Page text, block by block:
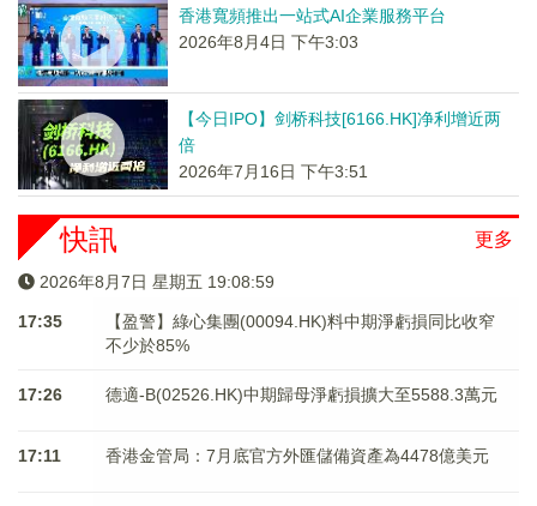
香港寬頻推出一站式AI企業服務平台
2026年8月4日 下午3:03
【今日IPO】剑桥科技[6166.HK]净利增近两
倍
2026年7月16日 下午3:51
更多
快訊
2026年8月7日 星期五 19:08:59
17:35
【盈警】綠心集團(00094.HK)料中期淨虧損同比收窄
不少於85%
17:26 德適-B(02526.HK)中期歸母淨虧損擴大至5588.3萬元
17:11 香港金管局：7月底官方外匯儲備資產為4478億美元